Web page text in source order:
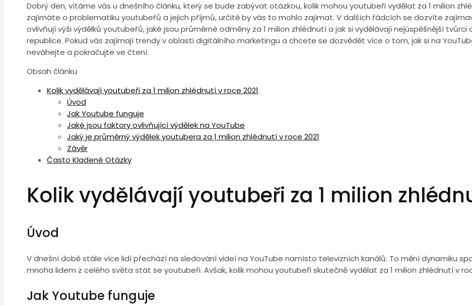
Dobrý den, vítáme vás u dnešního článku, který se bude zabývat otázkou, kolik mohou youtubeři vydělat za 1 milion
zajímáte o problematiku youtubeřů a jejich příjmů, určitě by vás to mohlo zajímat. V dalších řádcích se dozvíte
ovlivňují výši výdělků youtubeřů, jaké jsou průměrné odměny za 1 milion zhlédnutí a jak si vydělávají nejúspěšnější tvůrci
republice. Pokud vás zajímají trendy v oblasti digitálního marketingu a chcete se dozvědět více o tom, jak si na
neváhejte a pokračujte ve čtení.
Obsah článku
Kolik vydělávají youtubeři za 1 milion zhlédnutí v roce 2021
Úvod
Jak Youtube funguje
Jaké jsou faktory ovlivňující výdělek na YouTube
Jaký je průměrný výdělek youtubera za 1 milion zhlédnutí v roce 2021
Závěr
Často Kladené Otázky
Kolik vydělávají youtubeři za 1 milion
Úvod
V dnešní době stále více lidí přechází na sledování videí na YouTube namísto televizních kanálů. To mění dynamiku
mnoha lidem z celého světa stát se youtubeři. Avšak, kolik mohou youtubeři skutečně vydělat za 1 milion zhlédnutí v
Jak Youtube funguje